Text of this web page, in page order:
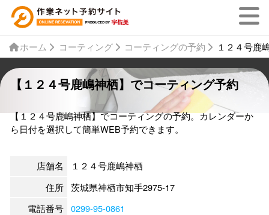
ホーム コーティング コーティングの予約 １２４号鹿
【１２４号鹿嶋神栖】でコーティング予約
【１２４号鹿嶋神栖】でコーティングの予約。カレンダーか
ら日付を選択して簡単WEB予約できます。
店舗名
１２４号鹿嶋神栖
住所 茨城県神栖市知手2975-17
電話番号 0299-95-0861